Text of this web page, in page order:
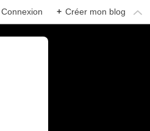
Connexion + Créer mon blog